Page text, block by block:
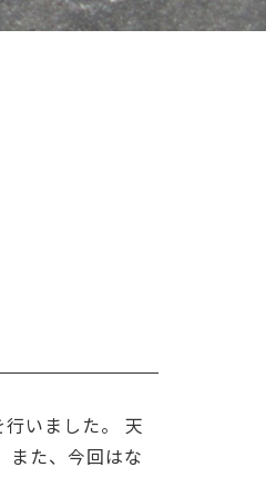
いました。 天
また、今回はな